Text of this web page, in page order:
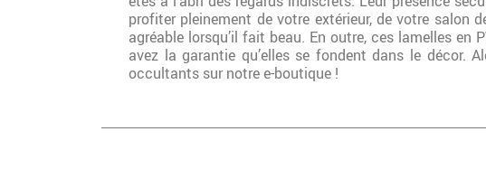
profiter pleinement de votre extérieur, de votre salon
agréable lorsqu’il fait beau. En outre, ces lamelles
avez la garantie qu’elles se fondent dans le décor.
occultants sur notre e-boutique !